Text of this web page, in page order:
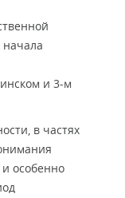
начала
и 3-м
в частях
особенно